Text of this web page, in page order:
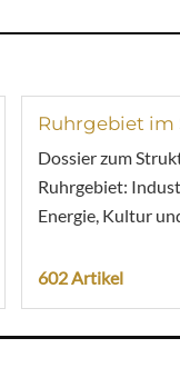
Ruhrgebiet
Dossier zum
Ruhrgebiet:
Energie, Kultur
602 Artikel